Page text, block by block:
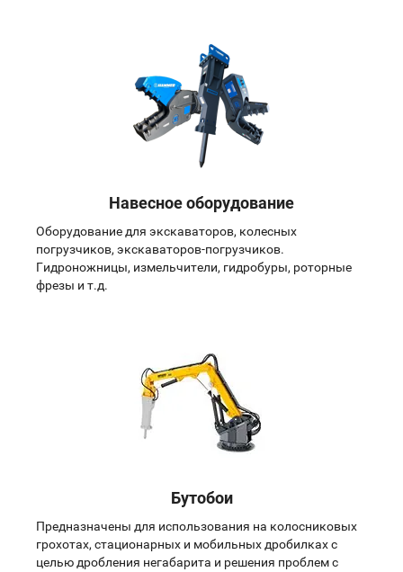
Навесное оборудование
Оборудование для экскаваторов, колесных
погрузчиков, экскаваторов-погрузчиков.
Гидроножницы, измельчители, гидробуры, роторные
фрезы и т.д.
Бутобои
Предназначены для использования на колосниковых
грохотах, стационарных и мобильных дробилках с
целью дробления негабарита и решения проблем с